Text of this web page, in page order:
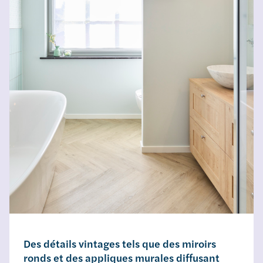
Des détails vintages tels que des miroirs
ronds et des appliques murales diffusant